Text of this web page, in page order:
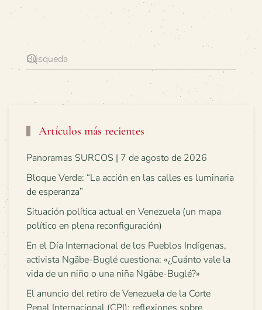
Artículos más recientes
Panoramas SURCOS | 7 de agosto de 2026
Bloque Verde: “La acción en las calles es luminaria
de esperanza”
Situación política actual en Venezuela (un mapa
político en plena reconfiguración)
En el Día Internacional de los Pueblos Indígenas,
activista Ngäbe-Buglé cuestiona: «¿Cuánto vale la
vida de un niño o una niña Ngäbe-Buglé?»
El anuncio del retiro de Venezuela de la Corte